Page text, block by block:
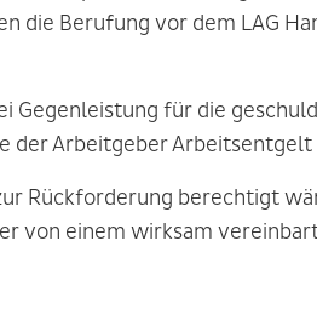
die Berufung vor dem LAG
Gegenleistung für die
der Arbeitgeber Arbeitsentgelt
Rückforderung berechtigt
von einem wirksam